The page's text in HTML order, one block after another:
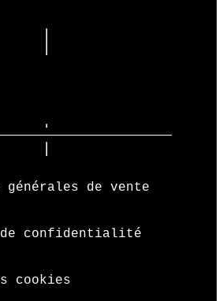
générales de vente
confidentialité
cookies